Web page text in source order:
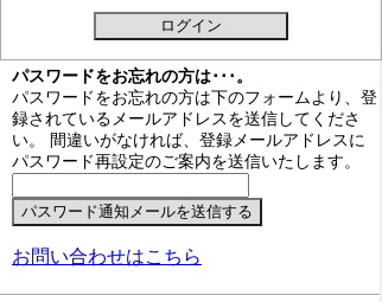
パスワードをお忘れの方は･･･。
パスワードをお忘れの方は下のフォームより、登
録されているメールアドレスを送信してくださ
い。 間違いがなければ、登録メールアドレスに
パスワード再設定のご案内を送信いたします。
お問い合わせはこちら